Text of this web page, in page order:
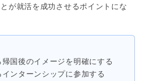
が就活を成功させるポイントにな
帰国後のイメージを明確にする
インターンシップに参加する